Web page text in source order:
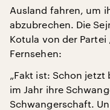
Ausland fahren, um
abzubrechen. Die
Kotula von der Partei
Fernsehen:
„Fakt ist: Schon jetzt
im Jahr ihre
Schwangerschaft.